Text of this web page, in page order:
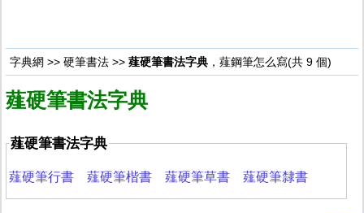
字典網 >> 硬筆書法 >> 薤硬筆書法字典 ，薤鋼筆怎么寫(共 9 個)
薤硬筆書法字典
薤硬筆書法字典
薤硬筆行書 薤硬筆楷書 薤硬筆草書 薤硬筆隸書